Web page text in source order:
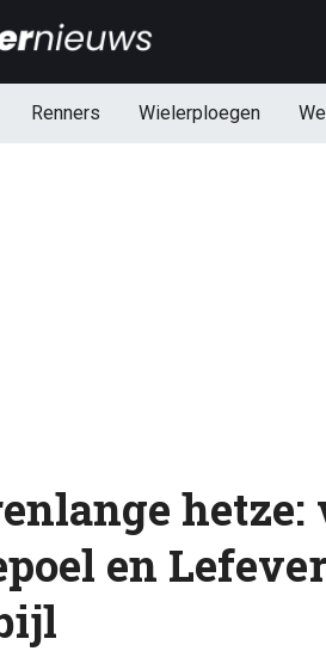
Renners Wielerploegen
hetze:
en